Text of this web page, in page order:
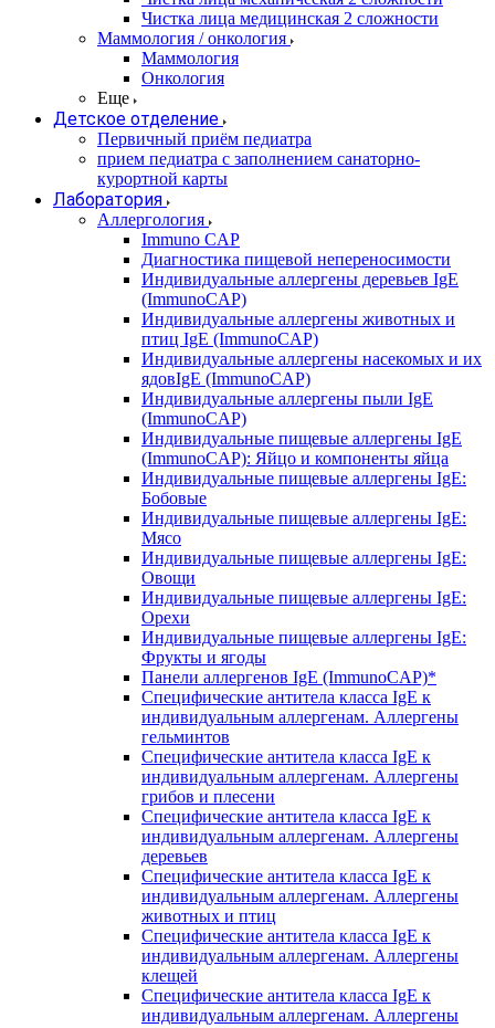
Чистка лица медицинская 2 сложности
Маммология / онкология
Маммология
Онкология
Еще
Детское отделение
Первичный приём педиатра
прием педиатра с заполнением санаторно-
курортной карты
Лаборатория
Аллергология
Immuno CAP
Диагностика пищевой непереносимости
Индивидуальные аллергены деревьев IgE
(ImmunoCAP)
Индивидуальные аллергены животных и
птиц IgE (ImmunoCAP)
Индивидуальные аллергены насекомых и их
ядовIgE (ImmunoCAP)
Индивидуальные аллергены пыли IgE
(ImmunoCAP)
Индивидуальные пищевые аллергены IgE
(ImmunoCAP): Яйцо и компоненты яйца
Индивидуальные пищевые аллергены IgE:
Бобовые
Индивидуальные пищевые аллергены IgE:
Мясо
Индивидуальные пищевые аллергены IgE:
Овощи
Индивидуальные пищевые аллергены IgE:
Орехи
Индивидуальные пищевые аллергены IgE:
Фрукты и ягоды
Панели аллергенов IgE (ImmunoCAP)*
Специфические антитела класса IgE к
индивидуальным аллергенам. Аллергены
гельминтов
Специфические антитела класса IgE к
индивидуальным аллергенам. Аллергены
грибов и плесени
Специфические антитела класса IgE к
индивидуальным аллергенам. Аллергены
деревьев
Специфические антитела класса IgE к
индивидуальным аллергенам. Аллергены
животных и птиц
Специфические антитела класса IgE к
индивидуальным аллергенам. Аллергены
клещей
Специфические антитела класса IgE к
индивидуальным аллергенам. Аллергены